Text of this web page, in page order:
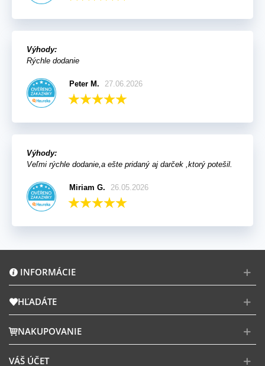
Výhody:
Rýchle dodanie
Peter M. 27.06.2026
Výhody:
Veľmi rýchle dodanie,a ešte pridaný aj darček ,ktorý potešil.
Miriam G. 26.05.2026
INFORMÁCIE
HĽADÁTE
NAKUPOVANIE
VÁŠ ÚČET